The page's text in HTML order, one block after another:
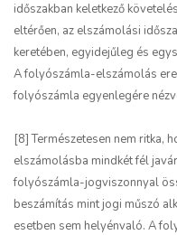
időszakban keletkező
eltérően, az elszámolási
keretében, egyidejűleg és
A folyószámla-elszámolás
folyószámla egyenlegére
[8] Természetesen nem ritka,
elszámolásba mindkét fél
folyószámla-jogviszonnyal
beszámítás mint jogi műszó
esetben sem helyénvaló. A